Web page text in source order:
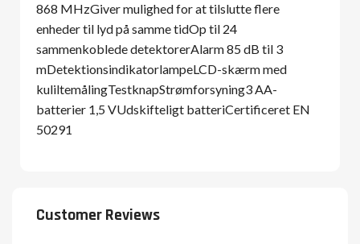
868 MHzGiver mulighed for at tilslutte flere
enheder til lyd på samme tidOp til 24
sammenkoblede detektorerAlarm 85 dB til 3
mDetektionsindikatorlampeLCD-skærm med
kuliltemålingTestknapStrømforsyning3 AA-
batterier 1,5 VUdskifteligt batteriCertificeret EN
50291
Customer Reviews